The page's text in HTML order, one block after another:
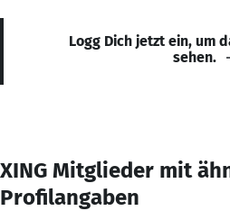
Logg Dich jetzt ein, um
sehen.
XING Mitglieder mit
Profilangaben